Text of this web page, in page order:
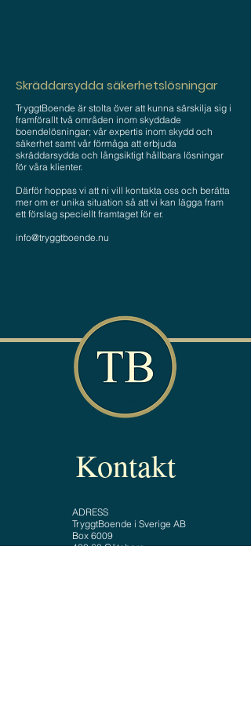
Skräddarsydda säkerhetslösningar
TryggtBoende är stolta över att kunna särskilja sig i
framförallt två områden inom skyddade
boendelösningar; vår expertis inom skydd och
säkerhet samt vår förmåga att erbjuda
skräddarsydda och långsiktigt hållbara lösningar
för våra klienter.
Därför hoppas vi att ni vill kontakta oss och berätta
mer om er unika situation så att vi kan lägga fram
ett förslag speciellt framtaget för er.
info@tryggtboende.nu
Kontakt
ADRESS
TryggtBoende i Sverige AB
Box 6009
400 60 Göteborg